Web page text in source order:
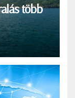
több